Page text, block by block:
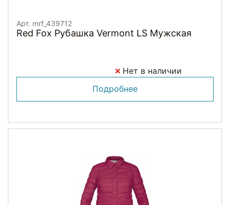
Арт. mrf_439712
Red Fox Рубашка Vermont LS Мужская
Нет в наличии
Подробнее